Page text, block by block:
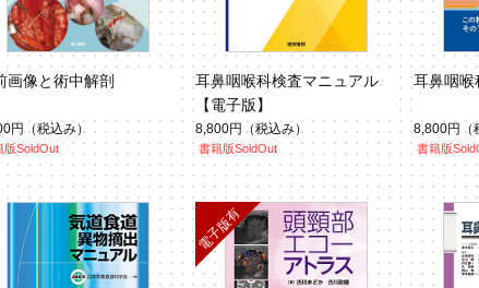
画像と術中解剖
円 （税込み）
版SoldOut
耳鼻咽喉科検査マニュアル
【電子版】
8,800円 （税込み）
書籍版SoldOut
耳鼻咽喉
8,800円 （
書籍版